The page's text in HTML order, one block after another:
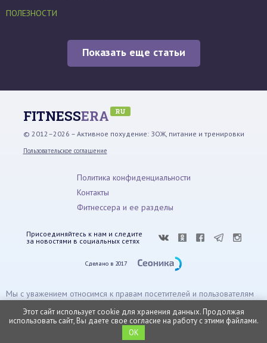
ПОЛЕЗНОСТИ
Показать еще статьи
FITNESSERA RU
© 2012–2026 – Активное похудение: ЗОЖ, питание и тренировки
Пользовательское соглашение
Политика конфиденциальности
Контакты
Фитнессера и ее разделы
Присоединяйтесь к нам и следите
за новостями в социальных сетях
Сделано в 2017
Мы с уважением относимся к правам посетителей и пользователям
сайта. При запросе, обработке и использовании персональных
данных мы строго соблюдаем все предписания законов о защите
информации.
Этот сайт использует cookie для хранения данных. Продолжая
использовать сайт, Вы даете свое согласие на работу с этими файлами.
OK